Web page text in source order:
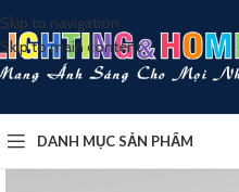
Skip to navigation
Skip to main content
DANH MỤC SẢN PHẨM